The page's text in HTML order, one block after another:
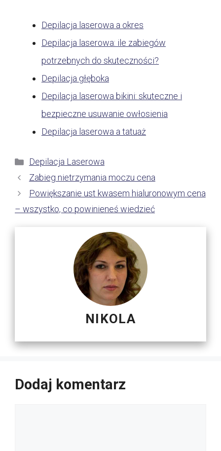
Depilacja laserowa a okres
Depilacja laserowa: ile zabiegów
potrzebnych do skuteczności?
Depilacja głęboka
Depilacja laserowa bikini: skuteczne i
bezpieczne usuwanie owłosienia
Depilacja laserowa a tatuaż
Kategorie
Depilacja Laserowa
Zabieg nietrzymania moczu cena
Powiększanie ust kwasem hialuronowym cena
– wszystko, co powinieneś wiedzieć
NIKOLA
Dodaj komentarz